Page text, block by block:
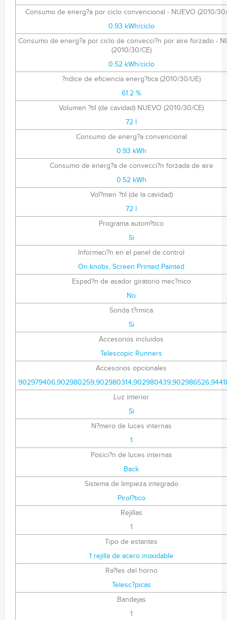
Consumo de energ?a por ciclo convencional - NUEVO (2010/30/
0.93 kWh/ciclo
Consumo de energ?a por ciclo de convecci?n por aire forzado -
(2010/30/CE)
0.52 kWh/ciclo
?ndice de eficiencia energ?tica (2010/30/UE)
61.2 %
Volumen ?til (de cavidad) NUEVO (2010/30/CE)
72 l
Consumo de energ?a convencional
0.93 kWh
Consumo de energ?a de convecci?n forzada de aire
0.52 kWh
Vol?men ?til (de la cavidad)
72 l
Programa autom?tico
Si
Informaci?n en el panel de control
On knobs, Screen Printed Painted
Espad?n de asador giratorio mec?nico
No
Sonda t?rmica
Si
Accesorios incluidos
Telescopic Runners
Accesorios opcionales
Luz interior
Si
N?mero de luces internas
1
Posici?n de luces internas
Back
Sistema de limpieza integrado
Pirol?tico
Rejillas
1
Tipo de estantes
1 rejilla de acero inoxidable
Ra?les del horno
Telesc?picas
Bandejas
1